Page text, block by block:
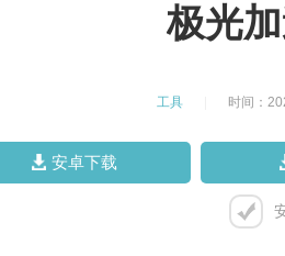
极光
工具 时间：
安卓下载